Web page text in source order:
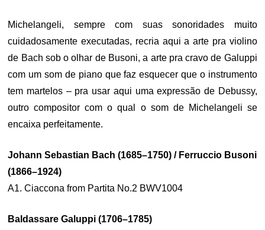
Michelangeli, sempre com suas sonoridades muito
cuidadosamente executadas, recria aqui a arte pra violino
de Bach sob o olhar de Busoni, a arte pra cravo de Galuppi
com um som de piano que faz esquecer que o instrumento
tem martelos – pra usar aqui uma expressão de Debussy,
outro compositor com o qual o som de Michelangeli se
encaixa perfeitamente.
Johann Sebastian Bach (1685–1750) / Ferruccio Busoni
(1866–1924)
A1. Ciaccona from Partita No.2 BWV1004
Baldassare Galuppi (1706–1785)